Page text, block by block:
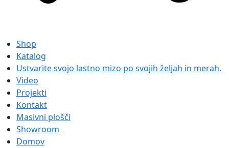
Shop
Katalog
Ustvarite svojo lastno mizo po svojih željah in merah.
Video
Projekti
Kontakt
Masivni plošči
Showroom
Domov